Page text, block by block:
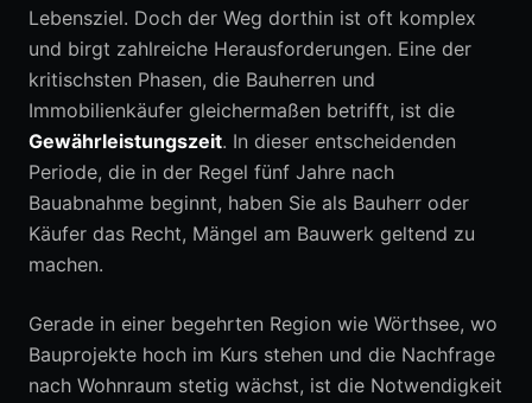
Lebensziel. Doch der Weg dorthin ist oft komplex
und birgt zahlreiche Herausforderungen. Eine der
kritischsten Phasen, die Bauherren und
Immobilienkäufer gleichermaßen betrifft, ist die
Gewährleistungszeit. In dieser entscheidenden
Periode, die in der Regel fünf Jahre nach
Bauabnahme beginnt, haben Sie als Bauherr oder
Käufer das Recht, Mängel am Bauwerk geltend zu
machen.
Gerade in einer begehrten Region wie Wörthsee, wo
Bauprojekte hoch im Kurs stehen und die Nachfrage
nach Wohnraum stetig wächst, ist die Notwendigkeit